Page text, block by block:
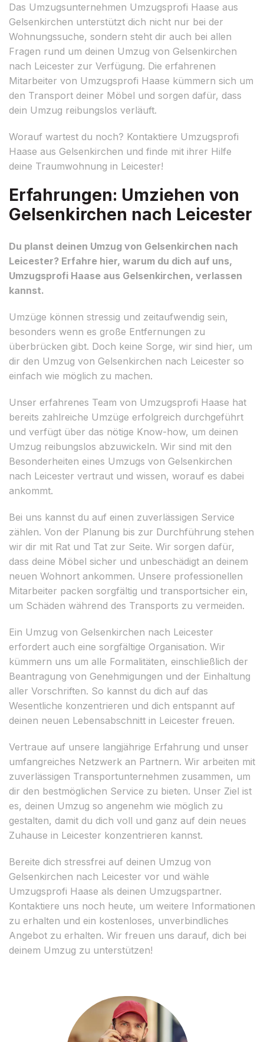
Das Umzugsunternehmen Umzugsprofi Haase aus
Gelsenkirchen unterstützt dich nicht nur bei der
Wohnungssuche, sondern steht dir auch bei allen
Fragen rund um deinen Umzug von Gelsenkirchen
nach Leicester zur Verfügung. Die erfahrenen
Mitarbeiter von Umzugsprofi Haase kümmern sich um
den Transport deiner Möbel und sorgen dafür, dass
dein Umzug reibungslos verläuft.
Worauf wartest du noch? Kontaktiere Umzugsprofi
Haase aus Gelsenkirchen und finde mit ihrer Hilfe
deine Traumwohnung in Leicester!
Erfahrungen: Umziehen von
Gelsenkirchen nach Leicester
Du planst deinen Umzug von Gelsenkirchen nach
Leicester? Erfahre hier, warum du dich auf uns,
Umzugsprofi Haase aus Gelsenkirchen, verlassen
kannst.
Umzüge können stressig und zeitaufwendig sein,
besonders wenn es große Entfernungen zu
überbrücken gibt. Doch keine Sorge, wir sind hier, um
dir den Umzug von Gelsenkirchen nach Leicester so
einfach wie möglich zu machen.
Unser erfahrenes Team von Umzugsprofi Haase hat
bereits zahlreiche Umzüge erfolgreich durchgeführt
und verfügt über das nötige Know-how, um deinen
Umzug reibungslos abzuwickeln. Wir sind mit den
Besonderheiten eines Umzugs von Gelsenkirchen
nach Leicester vertraut und wissen, worauf es dabei
ankommt.
Bei uns kannst du auf einen zuverlässigen Service
zählen. Von der Planung bis zur Durchführung stehen
wir dir mit Rat und Tat zur Seite. Wir sorgen dafür,
dass deine Möbel sicher und unbeschädigt an deinem
neuen Wohnort ankommen. Unsere professionellen
Mitarbeiter packen sorgfältig und transportsicher ein,
um Schäden während des Transports zu vermeiden.
Ein Umzug von Gelsenkirchen nach Leicester
erfordert auch eine sorgfältige Organisation. Wir
kümmern uns um alle Formalitäten, einschließlich der
Beantragung von Genehmigungen und der Einhaltung
aller Vorschriften. So kannst du dich auf das
Wesentliche konzentrieren und dich entspannt auf
deinen neuen Lebensabschnitt in Leicester freuen.
Vertraue auf unsere langjährige Erfahrung und unser
umfangreiches Netzwerk an Partnern. Wir arbeiten mit
zuverlässigen Transportunternehmen zusammen, um
dir den bestmöglichen Service zu bieten. Unser Ziel ist
es, deinen Umzug so angenehm wie möglich zu
gestalten, damit du dich voll und ganz auf dein neues
Zuhause in Leicester konzentrieren kannst.
Bereite dich stressfrei auf deinen Umzug von
Gelsenkirchen nach Leicester vor und wähle
Umzugsprofi Haase als deinen Umzugspartner.
Kontaktiere uns noch heute, um weitere Informationen
zu erhalten und ein kostenloses, unverbindliches
Angebot zu erhalten. Wir freuen uns darauf, dich bei
deinem Umzug zu unterstützen!